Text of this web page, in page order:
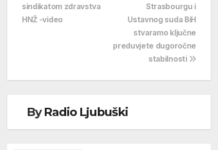
Strasbourgu i
Ustavnog suda BiH
stvaramo ključne
preduvjete dugoročne
stabilnosti
sindikatom zdravstva
HNŽ -video
ByRadio Ljubuški